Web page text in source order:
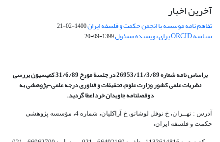
آخرین اخبار
تفاهم نامه موسسه با انجمن حکمت و فلسفه ایران1400-02-21
شناسه ORCID برای نویسنده مسئول 1399-09-20
براساس نامه شماره 26953/11/3/89 در جلسة مورخ 31/6/89 کمیسیون
بررسی
نشریات علمی کشور وزارت علوم، تحقیقات و فناوری درجه علمی‌-پژوهشیبه
دوفصلنامه جاویدان خرد اعطا گردید.
آدرس : تهــران، خ نوفل لوشاتو، خ آراکلیان، شماره 4،‌ مؤسسه پژوهشی
حکمت و فلسفه ایران،‌